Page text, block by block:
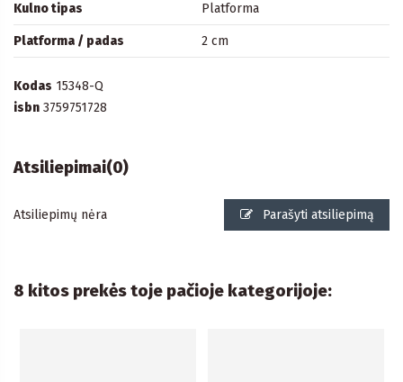
Kulno tipas Platforma
Platforma / padas 2 cm
Kodas 15348-Q
isbn 3759751728
Atsiliepimai(0)
Atsiliepimų nėra Parašyti atsiliepimą
8 kitos prekės toje pačioje kategorijoje: